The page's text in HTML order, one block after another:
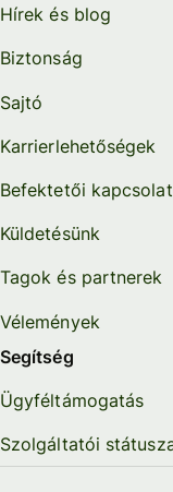
Hírek és blog
Biztonság
Sajtó
Karrierlehetőségek
Befektetői
Küldetésünk
Tagok és partnerek
Vélemények
Segítség
Ügyféltámogatás
Szolgáltatói